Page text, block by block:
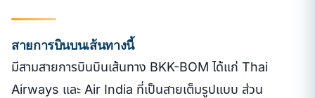
สายการบินบนเส้นทางนี้
มีสามสายการบินบินเส้นทาง BKK-BOM ได้แก่ Thai
Airways และ Air India ที่เป็นสายเต็มรูปแบบ ส่วน